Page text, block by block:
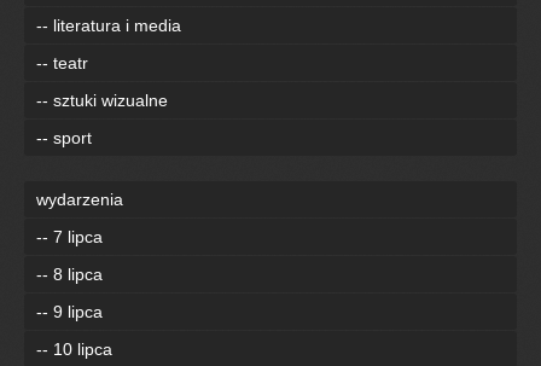
-- literatura i media
-- teatr
-- sztuki wizualne
-- sport
wydarzenia
-- 7 lipca
-- 8 lipca
-- 9 lipca
-- 10 lipca